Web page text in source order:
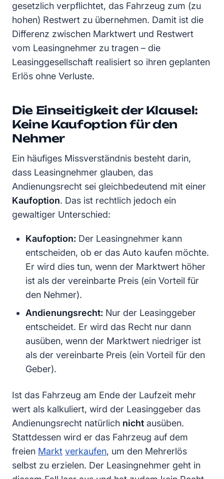
gesetzlich verpflichtet, das Fahrzeug zum (zu
hohen) Restwert zu übernehmen. Damit ist die
Differenz zwischen Marktwert und Restwert
vom Leasingnehmer zu tragen – die
Leasinggesellschaft realisiert so ihren geplanten
Erlös ohne Verluste.
Die Einseitigkeit der Klausel:
Keine Kaufoption für den
Nehmer
Ein häufiges Missverständnis besteht darin,
dass Leasingnehmer glauben, das
Andienungsrecht sei gleichbedeutend mit einer
Kaufoption. Das ist rechtlich jedoch ein
gewaltiger Unterschied:
Kaufoption: Der Leasingnehmer kann
entscheiden, ob er das Auto kaufen möchte.
Er wird dies tun, wenn der Marktwert höher
ist als der vereinbarte Preis (ein Vorteil für
den Nehmer).
Andienungsrecht: Nur der Leasinggeber
entscheidet. Er wird das Recht nur dann
ausüben, wenn der Marktwert niedriger ist
als der vereinbarte Preis (ein Vorteil für den
Geber).
Ist das Fahrzeug am Ende der Laufzeit mehr
wert als kalkuliert, wird der Leasinggeber das
Andienungsrecht natürlich nicht ausüben.
Stattdessen wird er das Fahrzeug auf dem
freien Markt verkaufen, um den Mehrerlös
selbst zu erzielen. Der Leasingnehmer geht in